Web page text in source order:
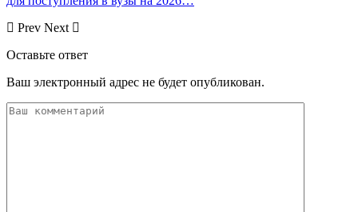
Prev Next
Оставьте ответ
Ваш электронный адрес не будет опубликован.